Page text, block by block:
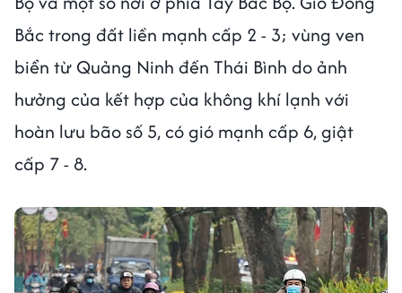
Bắc trong đất liền mạnh cấp 2 - 3; vùng ven
biển từ Quảng Ninh đến Thái Bình do ảnh
hưởng của kết hợp của không khí lạnh với
hoàn lưu bão số 5, có gió mạnh cấp 6, giật
cấp 7 - 8.